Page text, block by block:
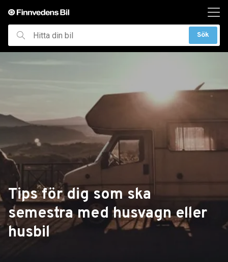
huvudinnehållet
Hitta
din
Sök
Tips för dig som ska
semestra med husvagn eller
husbil